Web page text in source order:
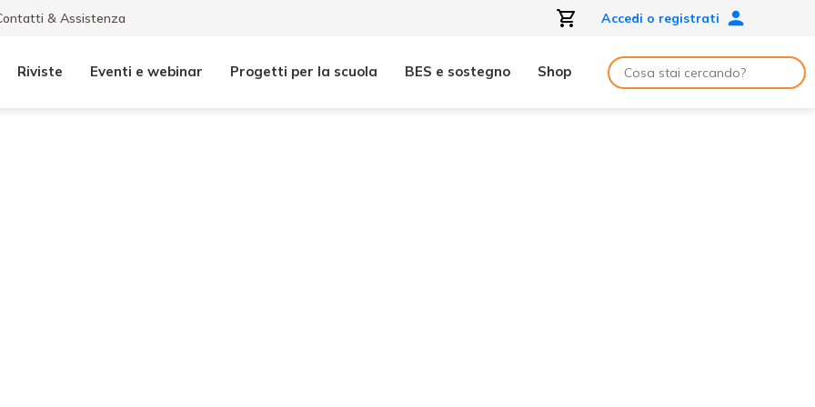
& Assistenza Accedi o registrati
Riviste Eventi e webinar Progetti per la scuola BES e sostegno Shop